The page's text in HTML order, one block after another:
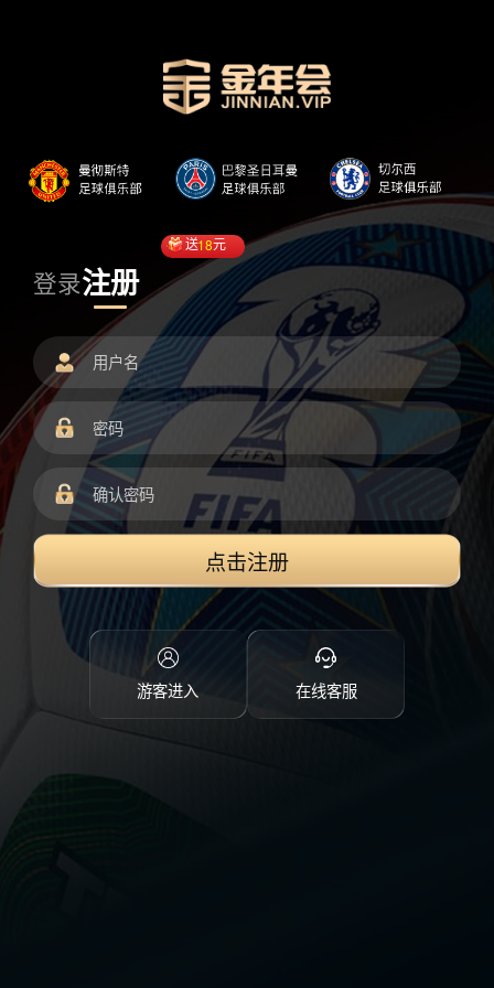
登录注册
送18元
点击注册
游客进入 在线客服